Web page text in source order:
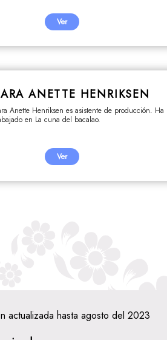
Ver
ANETTE HENRIKSEN
Anette Henriksen es asistente de producción. Ha
en La cuna del bacalao.
Ver
actualizada hasta agosto del 2023